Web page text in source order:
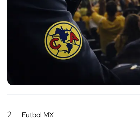
2 Futbol MX